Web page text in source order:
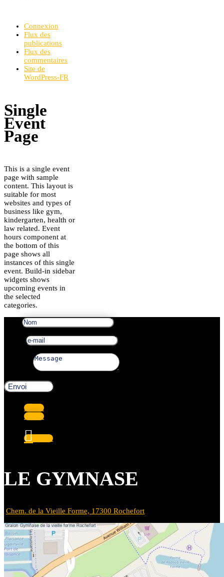
Connexion
Flux des
publications
Flux des
commentaires
Site de
WordPress-FR
Single
Event
Page
This is a single event
page with sample
content. This layout is
suitable for most
websites and types of
business like gym,
kindergarten, health or
law related. Event
hours component at
the bottom of this
page shows all
instances of this single
event. Build-in sidebar
widgets shows
upcoming events in
the selected
categories.
Envoi
Suivre
Suivre
Suivre
LE GYMNASE
Chem. de la Vieille Forme, 17300 Rochefort